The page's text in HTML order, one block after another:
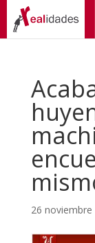
26 noviembre